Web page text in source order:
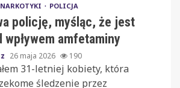
NARKOTYKI POLICJA
policję, myśląc, że jest
wpływem amfetaminy
26 maja 2026 190
31-letniej kobiety, która
śledzenie przez